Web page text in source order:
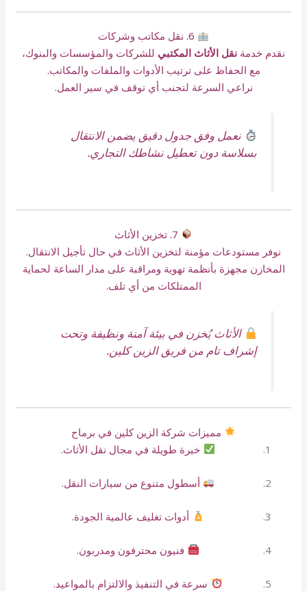
نقدم خدمة نقل الأثاث المكتبي للشركات والمؤسسات والبنوك،
مع الحفاظ على ترتيب الأدوات والملفات والمكاتب.
نراعي السرعة لتجنب أي توقف في سير العمل.
نعمل وفق جدول دقيق يضمن الانتقال
بسلاسة دون تعطيل نشاطك التجاري.
نوفر مستودعات مؤمنة لتخزين الأثاث في حال تأجيل الانتقال.
المخازن مجهزة بأنظمة تهوية ومراقبة على مدار الساعة لحماية
الممتلكات من أي تلف.
الأثاث يُخزن في بيئة آمنة ونظيفة وتحت
إشراف تام من فريق الزين كلين.
مميزات شركة الزين كلين في برماح
خبرة طويلة في مجال نقل الأثاث.
أسطول متنوع من سيارات النقل.
أدوات تغليف عالمية الجودة.
فنيون محترفون ومدربون.
سرعة في التنفيذ والالتزام بالمواعيد.